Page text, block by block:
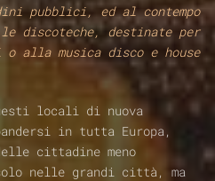
pubblici, ed al contempo
discoteche, destinate per
alla musica disco e house
locali di nuova
in tutta Europa,
cittadine meno
nelle grandi città, ma